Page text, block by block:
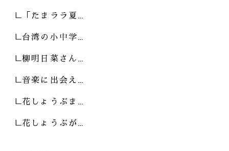
「たまララ夏…
台湾の小中学…
柳明日菜さん…
音楽に出会え…
花しょうぶま…
花しょうぶが…